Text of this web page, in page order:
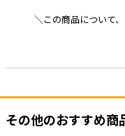
＼この商品について
その他のおすすめ商